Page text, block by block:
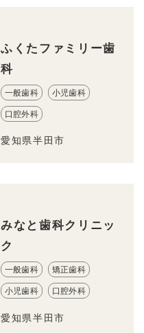
ふくたファミリー歯
科
一般歯科 小児歯科
口腔外科
愛知県半田市
みなと歯科クリニッ
ク
一般歯科 矯正歯科
小児歯科 口腔外科
愛知県半田市